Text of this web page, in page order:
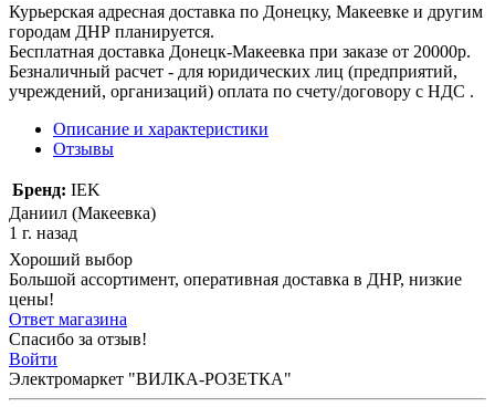
Курьерская адресная доставка по Донецку, Макеевке и другим
городам ДНР планируется.
Бесплатная доставка Донецк-Макеевка при заказе от 20000р.
Безналичный расчет - для юридических лиц (предприятий,
учреждений, организаций) оплата по счету/договору с НДС .
Описание и характеристики
Отзывы
Бренд: IEK
Даниил (Макеевка)
1 г. назад
Хороший выбор
Большой ассортимент, оперативная доставка в ДНР, низкие
цены!
Ответ магазина
Спасибо за отзыв!
Войти
Электромаркет "ВИЛКА-РОЗЕТКА"